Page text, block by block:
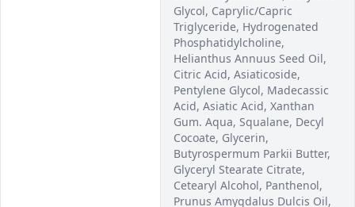
Glycol, Caprylic/Capric
Triglyceride, Hydrogenated
Phosphatidylcholine,
Helianthus Annuus Seed Oil,
Citric Acid, Asiaticoside,
Pentylene Glycol, Madecassic
Acid, Asiatic Acid, Xanthan
Gum. Aqua, Squalane, Decyl
Cocoate, Glycerin,
Butyrospermum Parkii Butter,
Glyceryl Stearate Citrate,
Cetearyl Alcohol, Panthenol,
Prunus Amygdalus Dulcis Oil,